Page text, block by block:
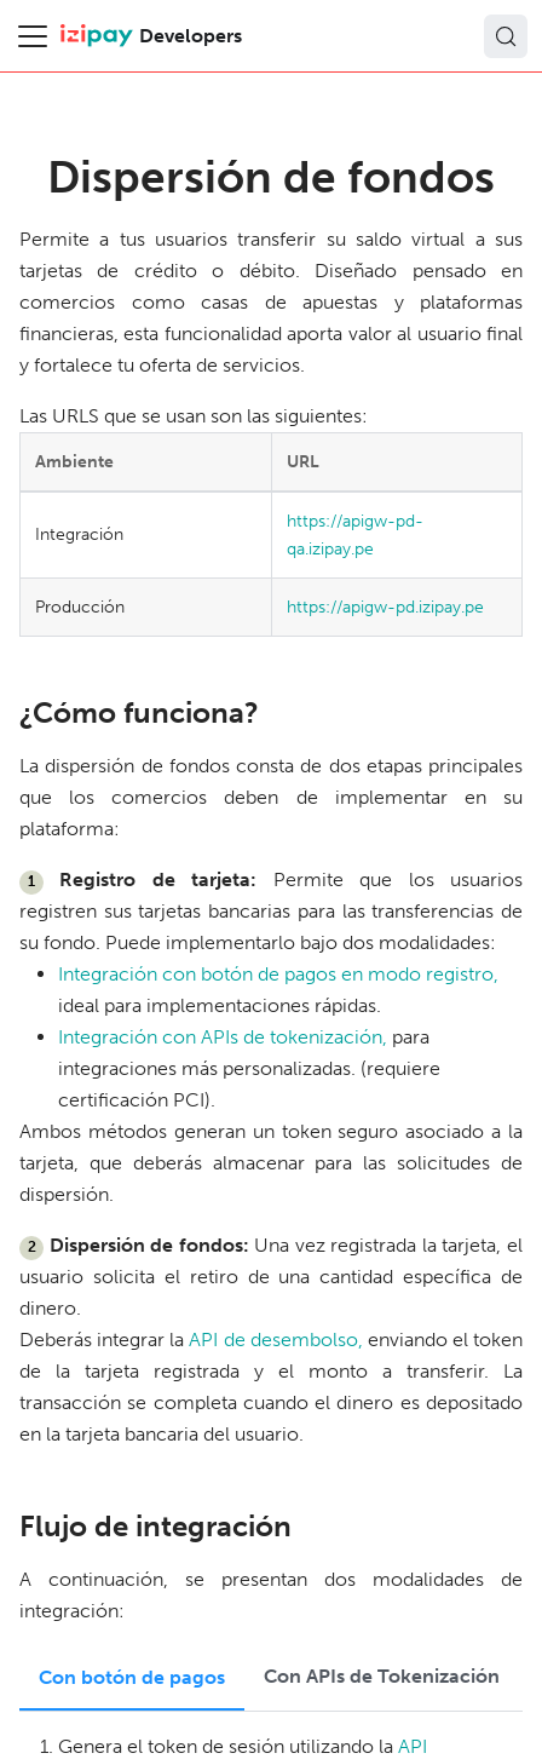
Developers
Dispersión de fondos
Permite a tus usuarios transferir su saldo virtual a sus
tarjetas de crédito o débito. Diseñado pensado en
comercios como casas de apuestas y plataformas
financieras, esta funcionalidad aporta valor al usuario final
y fortalece tu oferta de servicios.
Las URLS que se usan son las siguientes:
Ambiente URL
Integración
https://apigw-pd-
qa.izipay.pe
Producción https://apigw-pd.izipay.pe
¿Cómo funciona?
La dispersión de fondos consta de dos etapas principales
que los comercios deben de implementar en su
plataforma:
1 Registro de tarjeta: Permite que los usuarios
registren sus tarjetas bancarias para las transferencias de
su fondo. Puede implementarlo bajo dos modalidades:
Integración con botón de pagos en modo registro,
ideal para implementaciones rápidas.
Integración con APIs de tokenización, para
integraciones más personalizadas. (requiere
certificación PCI).
Ambos métodos generan un token seguro asociado a la
tarjeta, que deberás almacenar para las solicitudes de
dispersión.
2 Dispersión de fondos: Una vez registrada la tarjeta, el
usuario solicita el retiro de una cantidad específica de
dinero.
Deberás integrar laAPI de desembolso, enviando el token
de la tarjeta registrada y el monto a transferir. La
transacción se completa cuando el dinero es depositado
en la tarjeta bancaria del usuario.
Flujo de integración
A continuación, se presentan dos modalidades de
integración:
Con botón de pagos Con APIs de Tokenización
Genera el token de sesión utilizando la API